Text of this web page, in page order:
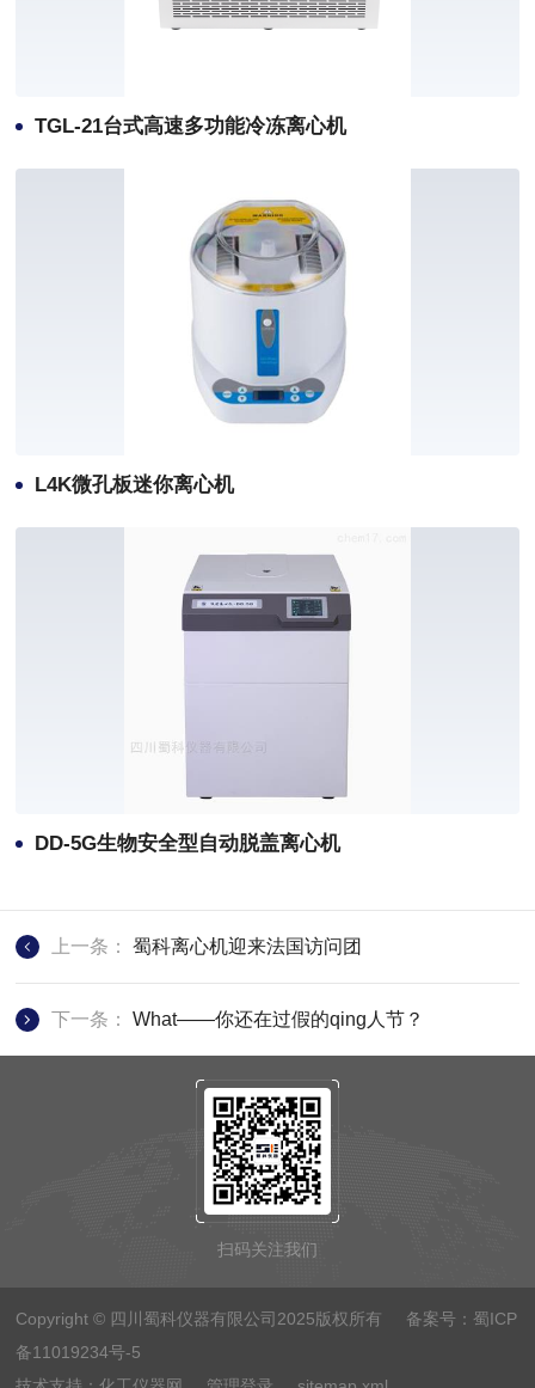
TGL-21台式高速多功能冷冻离心机
L4K微孔板迷你离心机
DD-5G生物安全型自动脱盖离心机
上一条：蜀科离心机迎来法国访问团
下一条：What——你还在过假的qing人节？
扫码关注我们
Copyright © 四川蜀科仪器有限公司2025版权所有 备案号： 蜀ICP
备11019234号-5